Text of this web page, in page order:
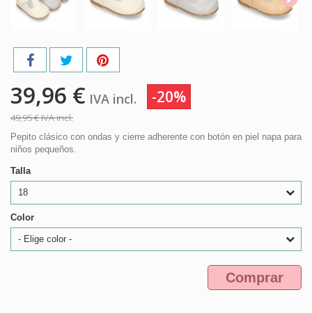
39,96 € IVA incl. -20%
49,95 €IVA incl.
Pepito clásico con ondas y cierre adherente con botón en piel napa para
niños pequeños.
Talla
18
Color
- Elige color -
Comprar